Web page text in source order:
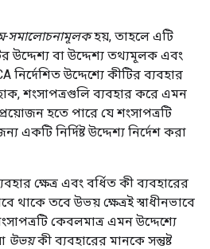
সমালোচনামূলকহয়, তাহলে এটি
উদ্দেশ্য বা উদ্দেশ্য তথ্যমূলক এবং
নির্দেশিত উদ্দেশ্যে কীটির ব্যবহার
শংসাপত্রগুলি ব্যবহার করে এমন
হতে পারে যে শংসাপত্রটি
একটি নির্দিষ্ট উদ্দেশ্য নির্দেশ করা
ক্ষেত্র এবং বর্ধিত কী ব্যবহারের
থাকে তবে উভয় ক্ষেত্রই স্বাধীনভাবে
কেবলমাত্র এমন উদ্দেশ্যে
উভয়কী ব্যবহারের মানকে সন্তুষ্ট